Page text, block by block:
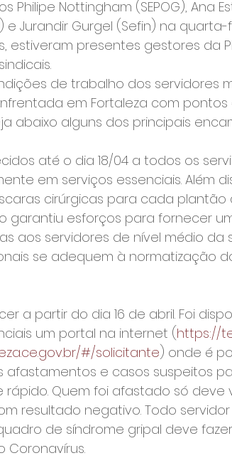
Nottingham (SEPOG), Ana
e Jurandir Gurgel (Sefin) na quarta-
estiveram presentes gestores da
de trabalho dos servidores
em Fortaleza com pontos
abaixo alguns dos principais
até o dia 18/04 a todos os
em serviços essenciais. Além
cirúrgicas para cada plantão
garantiu esforços para fornecer
aos servidores de nível médio da
se adequem à normatização
a partir do dia 16 de abril. Foi
um portal na internet (https://
#/solicitante) onde é
afastamentos e casos suspeitos
Quem foi afastado só deve
resultado negativo. Todo
de síndrome gripal deve